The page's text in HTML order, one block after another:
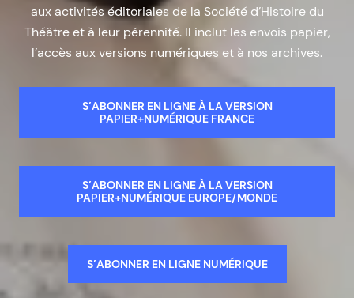
aux activités éditoriales de la Société d’Histoire du
Théâtre et à leur pérennité. Il inclut les envois papier,
l’accès aux versions numériques et à nos archives.
S’ABONNER EN LIGNE À LA VERSION
PAPIER+NUMÉRIQUE FRANCE
S’ABONNER EN LIGNE À LA VERSION
PAPIER+NUMÉRIQUE EUROPE/MONDE
S’ABONNER EN LIGNE NUMÉRIQUE